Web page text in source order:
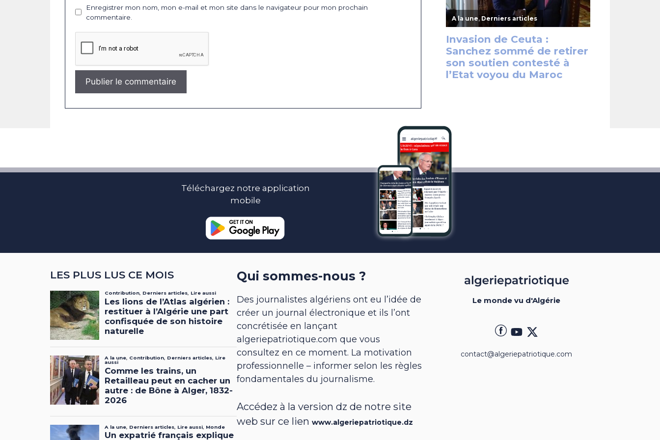
Enregistrer mon nom, mon e-mail et mon site dans le navigateur pour mon prochain
commentaire.
Téléchargez notre application
mobile
LES PLUS LUS CE MOIS Qui sommes-nous ?
Des journalistes algériens ont eu l’idée de
créer un journal électronique et ils l’ont
concrétisée en lançant
algeriepatriotique.com que vous
consultez en ce moment. La motivation
professionnelle – informer selon les règles
fondamentales du journalisme.
Accédez à la version dz de notre site
web sur ce lienwww.algeriepatriotique.dz
Le monde vu d'Algérie
contact@algeriepatriotique.com